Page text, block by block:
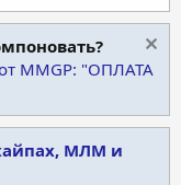
MMGP: "ОПЛАТА
МЛМ и